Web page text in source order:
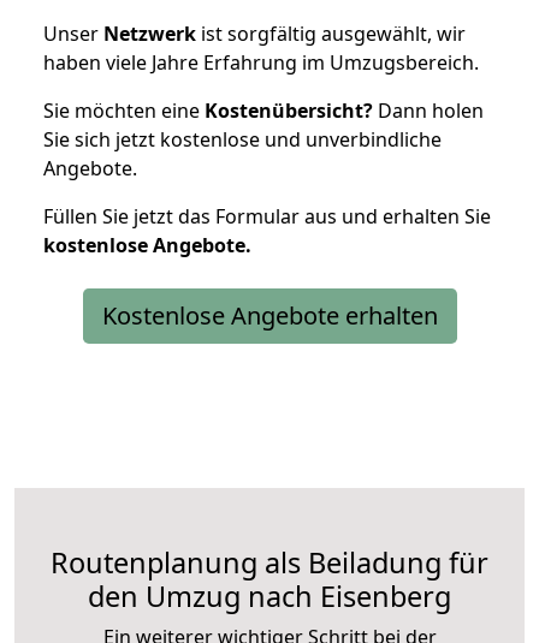
Unser Netzwerk ist sorgfältig ausgewählt, wir
haben viele Jahre Erfahrung im Umzugsbereich.
Sie möchten eine Kostenübersicht? Dann holen
Sie sich jetzt kostenlose und unverbindliche
Angebote.
Füllen Sie jetzt das Formular aus und erhalten Sie
kostenloseAngebote.
Kostenlose Angebote erhalten
Routenplanung als Beiladung für
den Umzug nach Eisenberg
Ein weiterer wichtiger Schritt bei der